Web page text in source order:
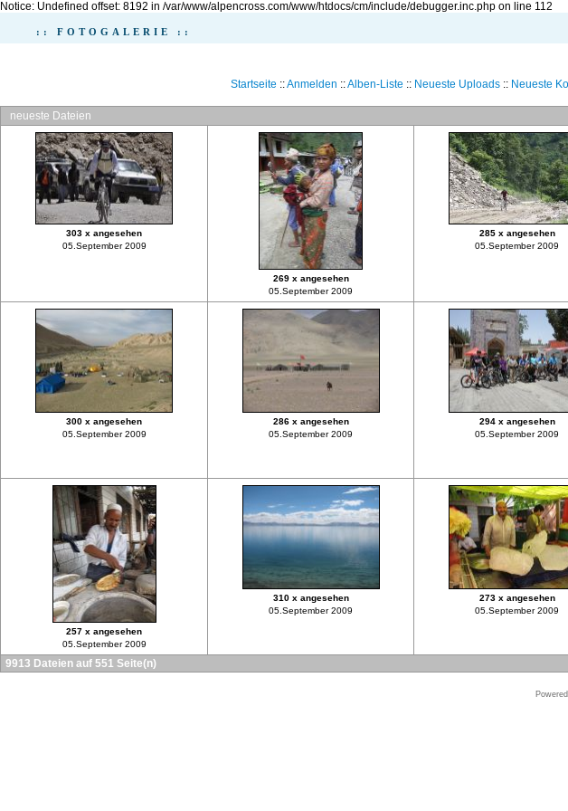
Notice: Undefined offset: 8192 in /var/www/alpencross.com/www/htdocs/cm/include/debugger.inc.php on line 112
:: FOTOGALERIE ::
Startseite ::Anmelden ::Alben-Liste :: Neueste Uploads:: Neueste
neueste Dateien
303 x angesehen
05.September 2009
269 x angesehen
05.September 2009
285 x angesehen
05.September 2009
300 x angesehen
05.September 2009
286 x angesehen
05.September 2009
294 x angesehen
05.September 2009
257 x angesehen
05.September 2009
310 x angesehen
05.September 2009
273 x angesehen
05.September 2009
9913 Dateien auf 551 Seite(n)